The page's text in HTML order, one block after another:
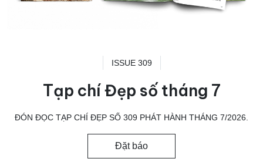
ISSUE 309
Tạp chí Đẹp số tháng 7
ĐÓN ĐỌC TẠP CHÍ ĐẸP SỐ 309 PHÁT HÀNH THÁNG 7/2026.
Đặt báo